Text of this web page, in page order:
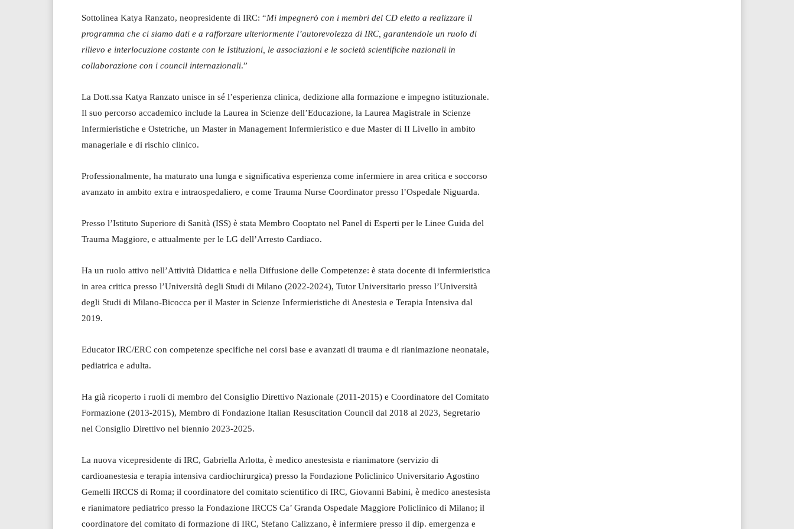
Sottolinea Katya Ranzato, neopresidente di IRC: “Mi impegnerò con i membri del CD eletto a realizzare il
programma che ci siamo dati e a rafforzare ulteriormente l’autorevolezza di IRC, garantendole un ruolo di
rilievo e interlocuzione costante con le Istituzioni, le associazioni e le società scientifiche nazionali in
collaborazione con i council internazionali.”
La Dott.ssa Katya Ranzato unisce in sé l’esperienza clinica, dedizione alla formazione e impegno istituzionale.
Il suo percorso accademico include la Laurea in Scienze dell’Educazione, la Laurea Magistrale in Scienze
Infermieristiche e Ostetriche, un Master in Management Infermieristico e due Master di II Livello in ambito
manageriale e di rischio clinico.
Professionalmente, ha maturato una lunga e significativa esperienza come infermiere in area critica e soccorso
avanzato in ambito extra e intraospedaliero, e come Trauma Nurse Coordinator presso l’Ospedale Niguarda.
Presso l’Istituto Superiore di Sanità (ISS) è stata Membro Cooptato nel Panel di Esperti per le Linee Guida del
Trauma Maggiore, e attualmente per le LG dell’Arresto Cardiaco.
Ha un ruolo attivo nell’Attività Didattica e nella Diffusione delle Competenze: è stata docente di infermieristica
in area critica presso l’Università degli Studi di Milano (2022-2024), Tutor Universitario presso l’Università
degli Studi di Milano-Bicocca per il Master in Scienze Infermieristiche di Anestesia e Terapia Intensiva dal
2019.
Educator IRC/ERC con competenze specifiche nei corsi base e avanzati di trauma e di rianimazione neonatale,
pediatrica e adulta.
Ha già ricoperto i ruoli di membro del Consiglio Direttivo Nazionale (2011-2015) e Coordinatore del Comitato
Formazione (2013-2015), Membro di Fondazione Italian Resuscitation Council dal 2018 al 2023, Segretario
nel Consiglio Direttivo nel biennio 2023-2025.
La nuova vicepresidente di IRC, Gabriella Arlotta, è medico anestesista e rianimatore (servizio di
cardioanestesia e terapia intensiva cardiochirurgica) presso la Fondazione Policlinico Universitario Agostino
Gemelli IRCCS di Roma; il coordinatore del comitato scientifico di IRC, Giovanni Babini, è medico anestesista
e rianimatore pediatrico presso la Fondazione IRCCS Ca’ Granda Ospedale Maggiore Policlinico di Milano; il
coordinatore del comitato di formazione di IRC, Stefano Calizzano, è infermiere presso il dip. emergenza e